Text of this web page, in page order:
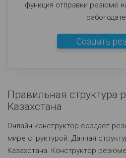
функция отправки резюме
Создать
Правильная структура
Казахстана
Онлайн-конструктор создаёт
мире структурой. Данная
Казахстана. Конструктор